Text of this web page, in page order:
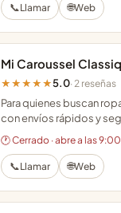
📞Llamar 🌐Web
Mi Caroussel
★★★★★5.0· 2 reseñas
Para quienes buscan
con envíos rápidos y
🕐 Cerrado · abre a las 9:00
📞Llamar 🌐Web